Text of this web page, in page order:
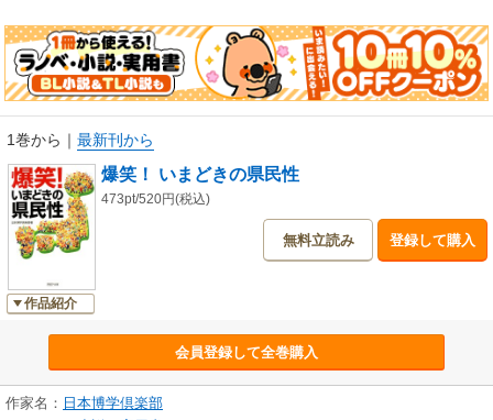
1巻から ｜ 最新刊から
作品紹介
爆笑！ いまどきの県民性
473pt/520円(税込)
無料立読み 登録して購入
会員登録して全巻購入
作家名： 日本博学倶楽部